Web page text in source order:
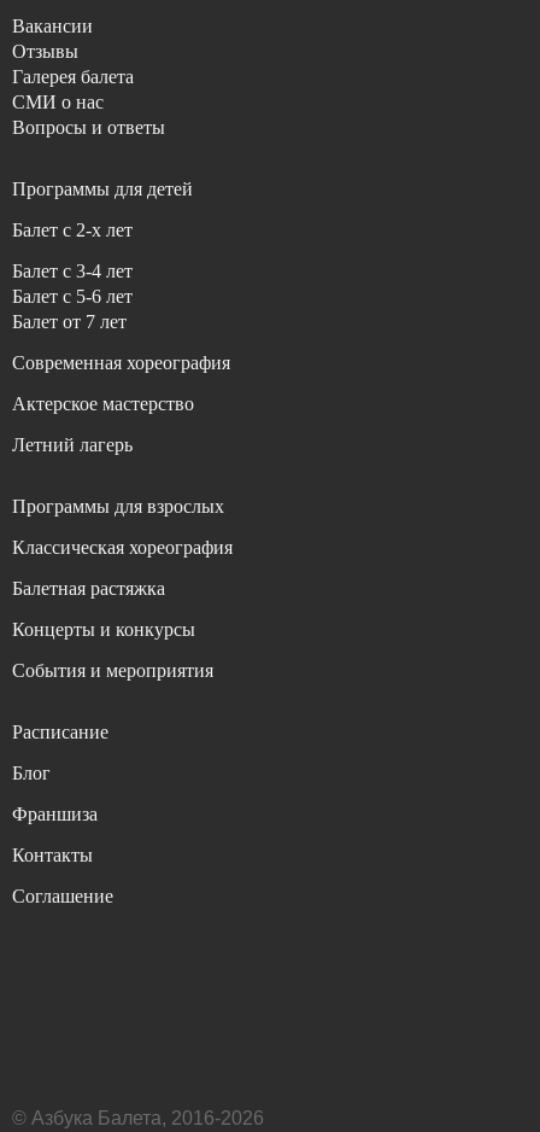
Вакансии
Отзывы
Галерея балета
СМИ о нас
Вопросы и ответы
Программы для детей
Балет с 2-x лет
Балет с 3-4 лет
Балет с 5-6 лет
Балет от 7 лет
Современная хореография
Актерское мастерство
Летний лагерь
Программы для взрослых
Классическая хореография
Балетная растяжка
Концерты и конкурсы
События и мероприятия
Расписание
Блог
Франшиза
Контакты
Соглашение
© Азбука Балета, 2016-2026